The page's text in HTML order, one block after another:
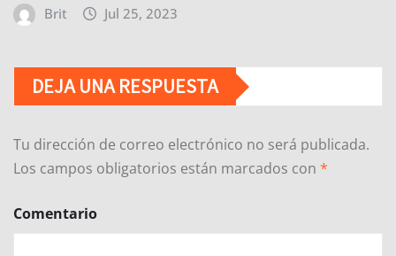
Brit Jul 25, 2023
DEJA UNA RESPUESTA
Tu dirección de correo electrónico no será publicada.
Los campos obligatorios están marcados con *
Comentario